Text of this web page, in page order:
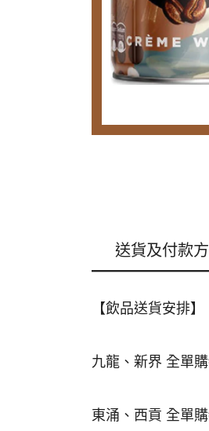
送貨及付款
【飲品送貨安排】
九龍、新界 全單
東涌、西貢 全單